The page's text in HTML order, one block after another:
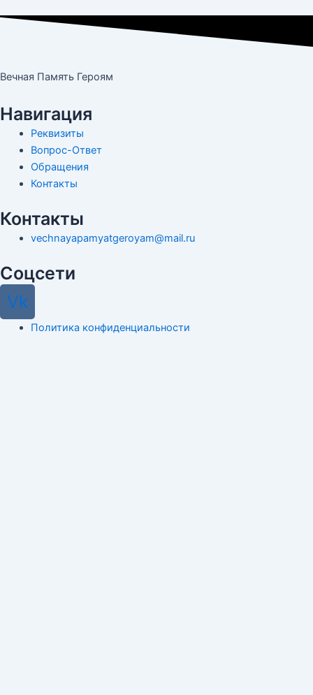
Вечная Память Героям
Навигация
Реквизиты
Вопрос-Ответ
Обращения
Контакты
Контакты
vechnayapamyatgeroyam@mail.ru
Соцсети
Vk
Политика конфиденциальности